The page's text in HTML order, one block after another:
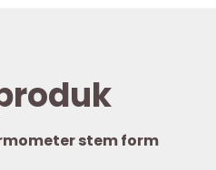
stem form